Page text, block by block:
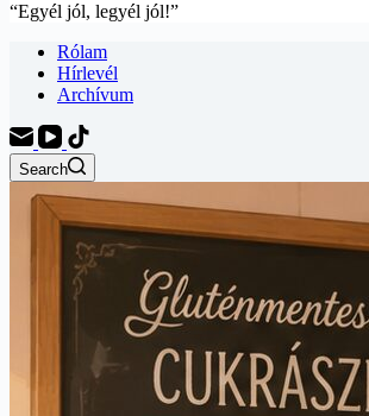
“Egyél jól, legyél jól!”
Rólam
Hírlevél
Archívum
Search